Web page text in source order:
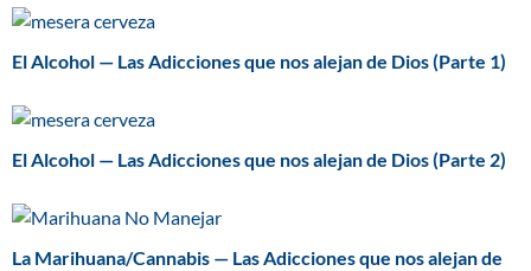
El Alcohol — Las Adicciones que nos alejan de Dios (Parte 1)
El Alcohol — Las Adicciones que nos alejan de Dios (Parte 2)
La Marihuana/Cannabis — Las Adicciones que nos alejan de